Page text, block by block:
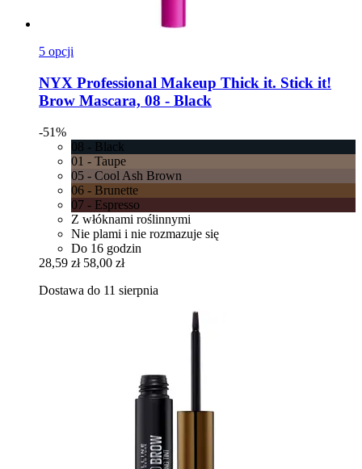
5 opcji
NYX Professional Makeup Thick it. Stick it!
Brow Mascara, 08 -​ Black
-51%
08 - Black
01 - Taupe
05 - Cool Ash Brown
06 - Brunette
07 - Espresso
Z włóknami roślinnymi
Nie plami i nie rozmazuje się
Do 16 godzin
28,59 zł 58,00 zł
Dostawa do 11 sierpnia